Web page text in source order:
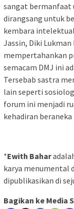
sangat bermanfaat
dirangsang untuk
kembara
Jassin, Diki
mempertahankan
semacam DMJ ini
Tersebab sastra
lain seperti
forum ini menjadi
kehadiran
*Ewith Bahar
karya menumental
dipublikasikan di
Bagikan ke Media